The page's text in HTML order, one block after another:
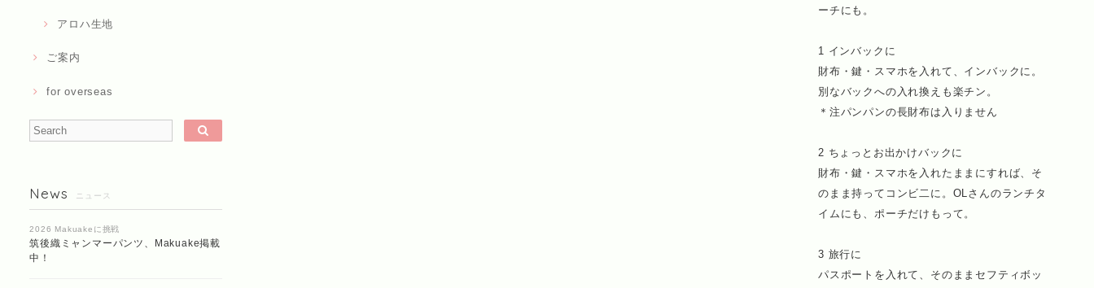
アロハ生地
ご案内
for overseas
News ニュース
2026 Makuakeに挑戦
筑後織ミャンマーパンツ、Makuake掲載
中！
ーチにも。
1 インバックに
財布・鍵・スマホを入れて、インバックに。
別なバックへの入れ換えも楽チン。
＊注パンパンの長財布は入りません
2 ちょっとお出かけバックに
財布・鍵・スマホを入れたままにすれば、そ
のまま持ってコンビ二に。OLさんのランチタ
イムにも、ポーチだけもって。
3 旅行に
パスポートを入れて、そのままセフティボッ